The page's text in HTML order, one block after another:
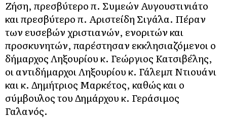
Ζήση, πρεσβύτερο π. Συμεών Αυγουστινιάτο
και πρεσβύτερο π. Αριστείδη Σιγάλα. Πέραν
των ευσεβών χριστιανών, ενοριτών και
προσκυνητών, παρέστησαν εκκλησιαζόμενοι ο
δήμαρχος Ληξουρίου κ. Γεώργιος Κατσιβέλης,
οι αντιδήμαρχοι Ληξουρίου κ. Γάλεμπ Ντιουάνι
και κ. Δημήτριος Μαρκέτος, καθώς και ο
σύμβουλος του Δημάρχου κ. Γεράσιμος
Γαλανός.